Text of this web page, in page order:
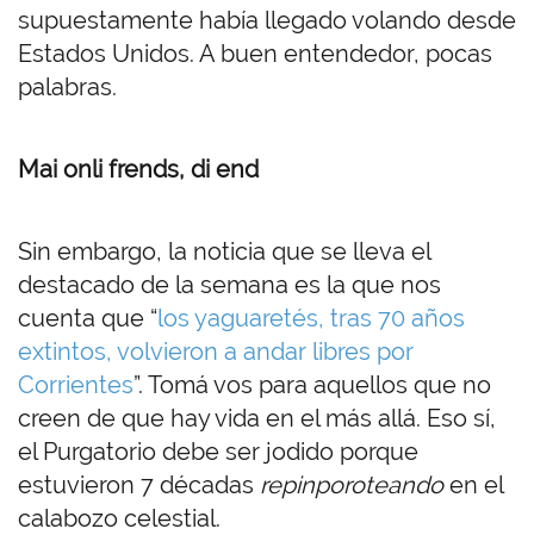
supuestamente había llegado volando desde
Estados Unidos. A buen entendedor, pocas
palabras.
Mai onli frends, di end
Sin embargo, la noticia que se lleva el
destacado de la semana es la que nos
cuenta que “los yaguaretés, tras 70 años
extintos, volvieron a andar libres por
Corrientes”. Tomá vos para aquellos que no
creen de que hay vida en el más allá. Eso sí,
el Purgatorio debe ser jodido porque
estuvieron 7 décadas repinporoteandoen el
calabozo celestial.